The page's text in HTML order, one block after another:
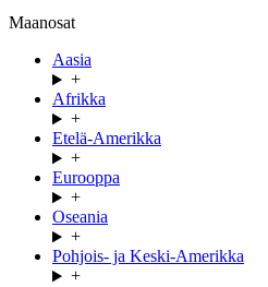
Maanosat
Aasia
+
Afrikka
+
Etelä-Amerikka
+
Eurooppa
+
Oseania
+
Pohjois- ja Keski-Amerikka
+